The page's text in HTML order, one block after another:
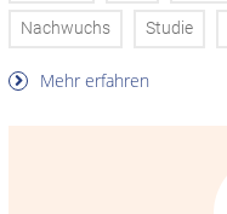
Nachwuchs Studie
Mehr erfahren